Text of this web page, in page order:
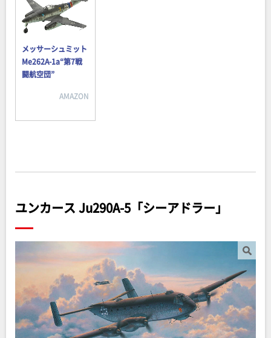
メッサーシュミット
Me262A-1a“第7戦
闘航空団”
AMAZON
ユンカース Ju290A-5「シーアドラー」